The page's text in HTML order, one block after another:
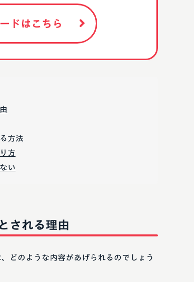
ドはこちら
方法
方
い
される理由
どのような内容があげられるのでしょう